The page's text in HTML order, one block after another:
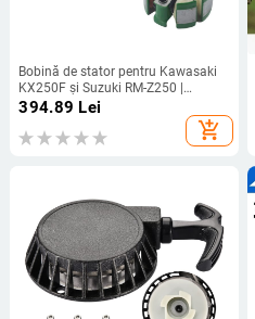
Bobină de stator pentru Kawasaki
KX250F și Suzuki RM-Z250 |
Modele: KX250F 05-08, RM-Z250
05-06 | Brand: ZAMOSA | OEM:
21003-0015 / K2100-30027
394.89 Lei
add_shopping_cart